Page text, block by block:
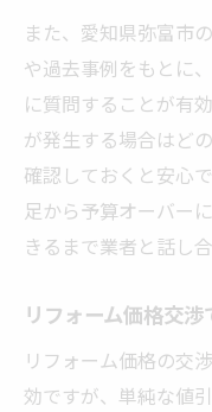
また、愛知県弥富市
や過去事例をもとに
に質問することが有
が発生する場合はど
確認しておくと安心
足から予算オーバー
きるまで業者と話し
リフォーム価格交
リフォーム価格の交
効ですが、単純な値